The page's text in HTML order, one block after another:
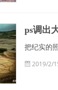
ps调出
把纪实的
2019/2/